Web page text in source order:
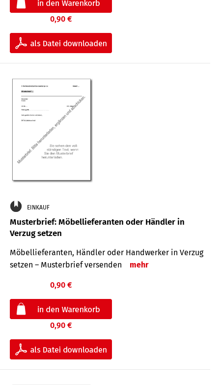
0,90 €
EINKAUF
Musterbrief: Möbellieferanten oder Händler in
Verzug setzen
Möbellieferanten, Händler oder Handwerker in Verzug
setzen – Musterbrief versenden
mehr
0,90 €
0,90 €